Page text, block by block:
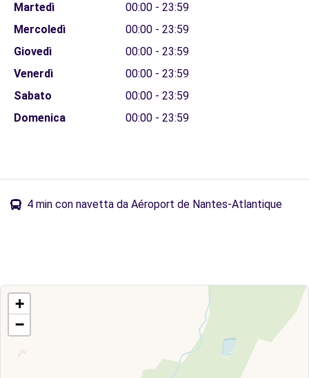
Martedì
00:00 - 23:59
Mercoledì
00:00 - 23:59
Giovedì
00:00 - 23:59
Venerdì
00:00 - 23:59
Sabato
00:00 - 23:59
Domenica
00:00 - 23:59
4 min con navetta da Aéroport de Nantes-Atlantique
+
−